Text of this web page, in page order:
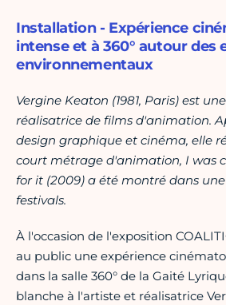
Installation - Expérience
intense et à 360° autour des
environnementaux
Vergine Keaton (1981, Paris) est
réalisatrice de films d'animation.
design graphique et cinéma, elle
court métrage d'animation, I was
for it (2009) a été montré dans
festivals.
À l'occasion de l'exposition
au public une expérience
dans la salle 360° de la Gaité
blanche à l'artiste et réalisatrice